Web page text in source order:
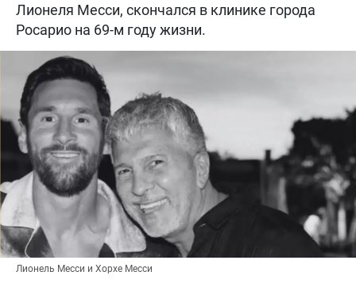
Лионеля Месси, скончался в клинике города
Росарио на 69-м году жизни.
Лионель Месси и Хорхе Месси